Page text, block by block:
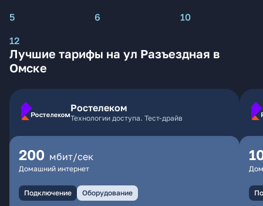
5
6
10
12
Лучшие тарифы на ул Разъездная в
Омске
Ростелеком
Технологии доступа. Тест-драйв
200 мбит/сек
Домашний интернет
Подключение Оборудование